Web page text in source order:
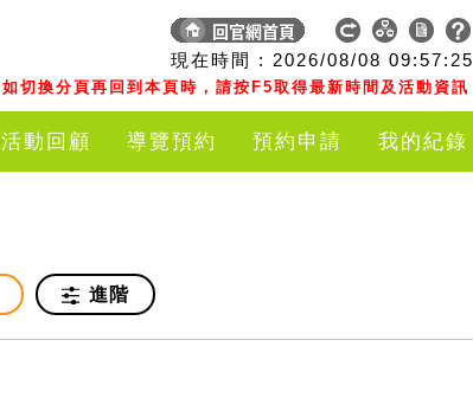
現在時間 : 2026/08/08 09:57:25
如切換分頁再回到本頁時，請按F5取得最新時間及活動資訊
活動回顧 導覽預約 預約申請 我的紀錄
進階